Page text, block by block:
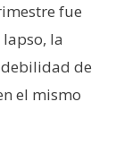
fue
la
debilidad de
el mismo